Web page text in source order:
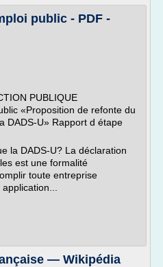
public - PDF -
PUBLIQUE
«Proposition de refonte du
DADS-U» Rapport d étape
la DADS-U? La déclaration
est une formalité
toute entreprise
— Wikipédia